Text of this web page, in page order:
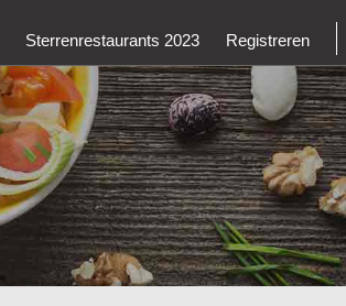
Sterrenrestaurants 2023 Registreren